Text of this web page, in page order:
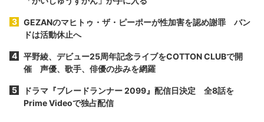
GEZANのマヒトゥ・ザ・ピーポーが性加害を認め謝罪 バン
ドは活動休止へ
平野綾、デビュー25周年記念ライブをCOTTON CLUBで開
催 声優、歌手、俳優の歩みを網羅
ドラマ『ブレードランナー 2099』配信日決定 全8話を
Prime Videoで独占配信